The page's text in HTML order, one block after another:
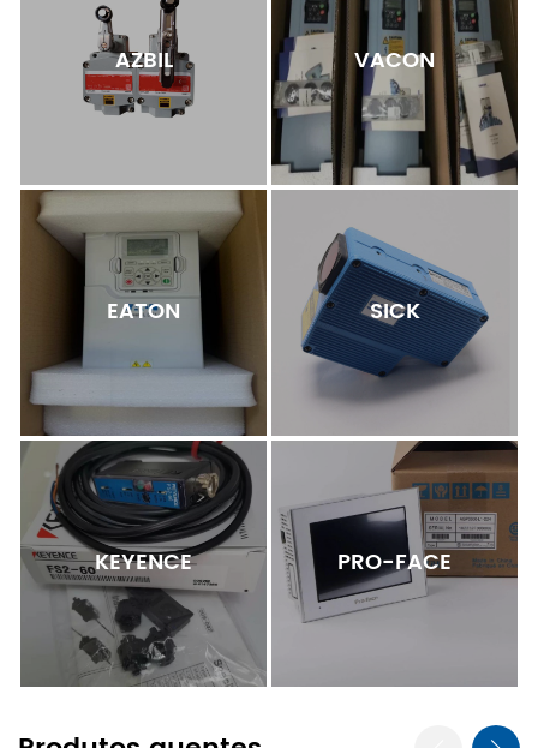
AZBIL VACON
EATON SICK
KEYENCE PRO-FACE